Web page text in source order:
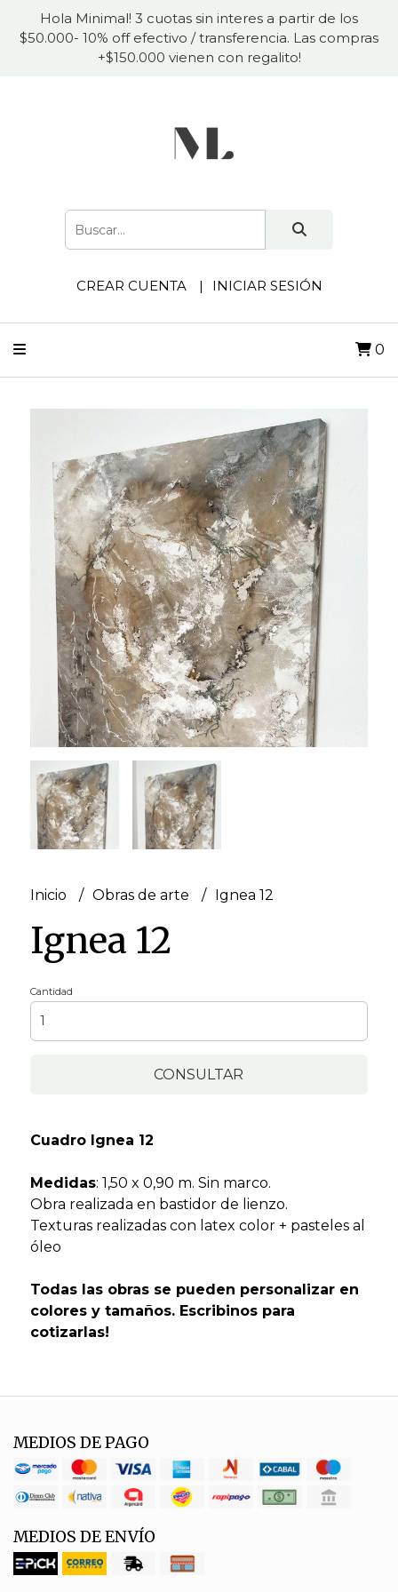
Hola Minimal! 3 cuotas sin interes a partir de los
$50.000- 10% off efectivo / transferencia. Las compras
+$150.000 vienen con regalito!
CREAR CUENTA INICIAR SESIÓN
0
Inicio Obras de arte Ignea 12
Ignea 12
Cantidad
CONSULTAR
Cuadro Ignea 12
Medidas: 1,50 x 0,90 m. Sin marco.
Obra realizada en bastidor de lienzo.
Texturas realizadas con latex color + pasteles al
óleo
Todas las obras se pueden personalizar en
colores y tamaños. Escribinos para
cotizarlas!
MEDIOS DE PAGO
MEDIOS DE ENVÍO